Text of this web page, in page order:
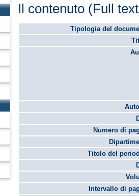
Il contenuto (Full
Tipologia del
Numero di
Titolo del
Intervallo di